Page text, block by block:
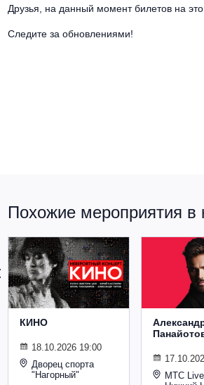
Друзья, на данный момент билетов на
Следите за обновлениями!
Похожие мероприятия в
КИНО
18.10.2026 19:00
Дворец спорта
"Нагорный"
МТС